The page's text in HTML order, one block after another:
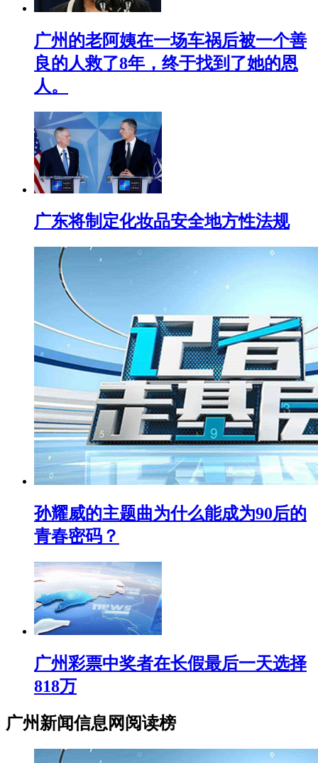
广州的老阿姨在一场车祸后被一个善
良的人救了8年，终于找到了她的恩
人。
广东将制定化妆品安全地方性法规
孙耀威的主题曲为什么能成为90后的
青春密码？
广州彩票中奖者在长假最后一天选择
818万
广州新闻信息网阅读榜